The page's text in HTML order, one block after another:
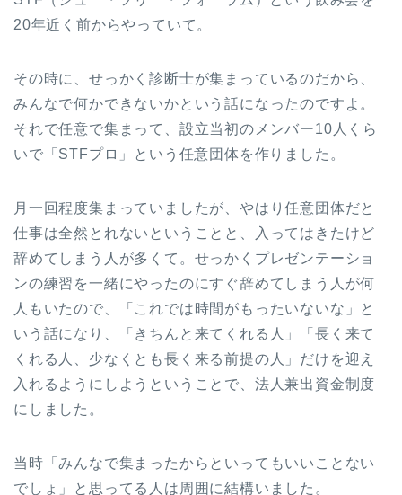
20年近く前からやっていて。
その時に、せっかく診断士が集まっているのだから、
みんなで何かできないかという話になったのですよ。
それで任意で集まって、設立当初のメンバー10人くら
いで「STFプロ」という任意団体を作りました。
月一回程度集まっていましたが、やはり任意団体だと
仕事は全然とれないということと、入ってはきたけど
辞めてしまう人が多くて。せっかくプレゼンテーショ
ンの練習を一緒にやったのにすぐ辞めてしまう人が何
人もいたので、「これでは時間がもったいないな」と
いう話になり、「きちんと来てくれる人」「長く来て
くれる人、少なくとも長く来る前提の人」だけを迎え
入れるようにしようということで、法人兼出資金制度
にしました。
当時「みんなで集まったからといってもいいことない
でしょ」と思ってる人は周囲に結構いました。